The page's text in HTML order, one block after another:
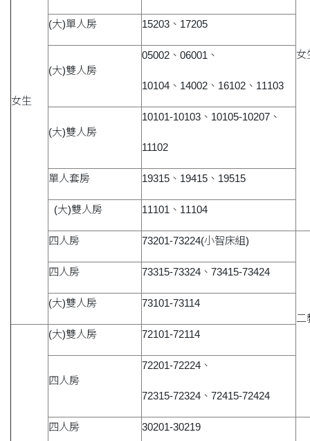
女生
女
(大)單人房 15203、17205
(大)雙人房
05002、06001、
10104、14002、16102、11103
(大)雙人房
10101-10103、10105-10207、
11102
單人套房 19315、19415、19515
(大)雙人房 11101、11104
四人房 73201-73224(小智床組)
二
四人房 73315-73324、73415-73424
(大)雙人房 73101-73114
(大)雙人房 72101-72114
四人房
72201-72224、
72315-72324、72415-72424
四人房 30201-30219